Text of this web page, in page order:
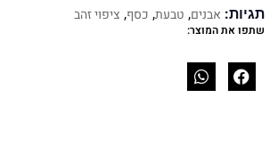
תגיות: אבנים, טבעת, כסף, ציפוי זהב
שתפו את המוצר: